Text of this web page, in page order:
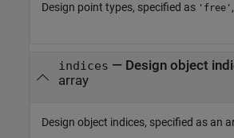
Design point types, specified as 'free' ,
indices — Design object
array
Design object indices, specified as an